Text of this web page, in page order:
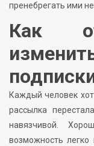
пренебрегать ими не
Как
Каждый человек
рассылка
навязчивой.
возможность легко